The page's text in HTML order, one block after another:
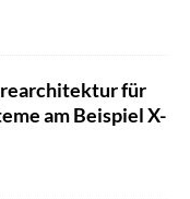
für
am Beispiel X-